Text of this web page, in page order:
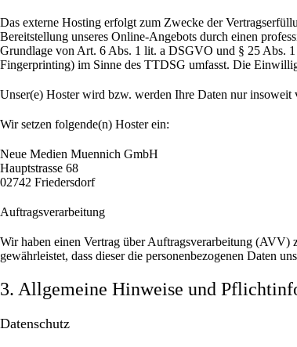
Das externe Hosting erfolgt zum Zwecke der
Bereitstellung unseres Online-Angebots durch einen
Grundlage von Art. 6 Abs. 1 lit. a DSGVO und § 25 Abs.
Fingerprinting) im Sinne des TTDSG umfasst. Die
Unser(e) Hoster wird bzw. werden Ihre Daten nur
Wir setzen folgende(n) Hoster ein:
Neue Medien Muennich GmbH
Hauptstrasse 68
02742 Friedersdorf
Auftragsverarbeitung
Wir haben einen Vertrag über Auftragsverarbeitung (AVV)
gewährleistet, dass dieser die personenbezogenen Daten
3. Allgemeine Hinweise und
Datenschutz